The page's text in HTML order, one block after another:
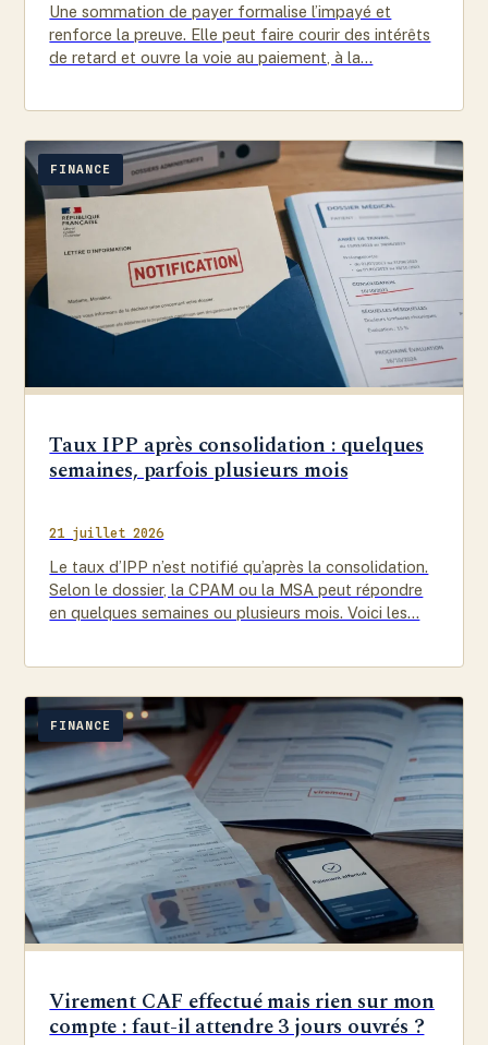
Une sommation de payer formalise l’impayé et
renforce la preuve. Elle peut faire courir des intérêts
de retard et ouvre la voie au paiement, à la…
FINANCE
Taux IPP après consolidation : quelques
semaines, parfois plusieurs mois
21 juillet 2026
Le taux d’IPP n’est notifié qu’après la consolidation.
Selon le dossier, la CPAM ou la MSA peut répondre
en quelques semaines ou plusieurs mois. Voici les…
FINANCE
Virement CAF effectué mais rien sur mon
compte : faut-il attendre 3 jours ouvrés ?